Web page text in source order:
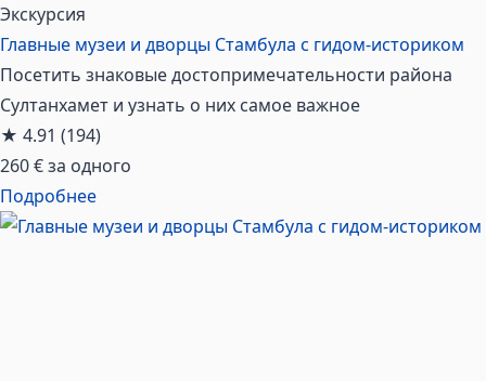
Экскурсия
Главные музеи и дворцы Стамбула с гидом-историком
Посетить знаковые достопримечательности района
Султанхамет и узнать о них самое важное
★ 4.91 (194)
260 €за одного
Подробнее